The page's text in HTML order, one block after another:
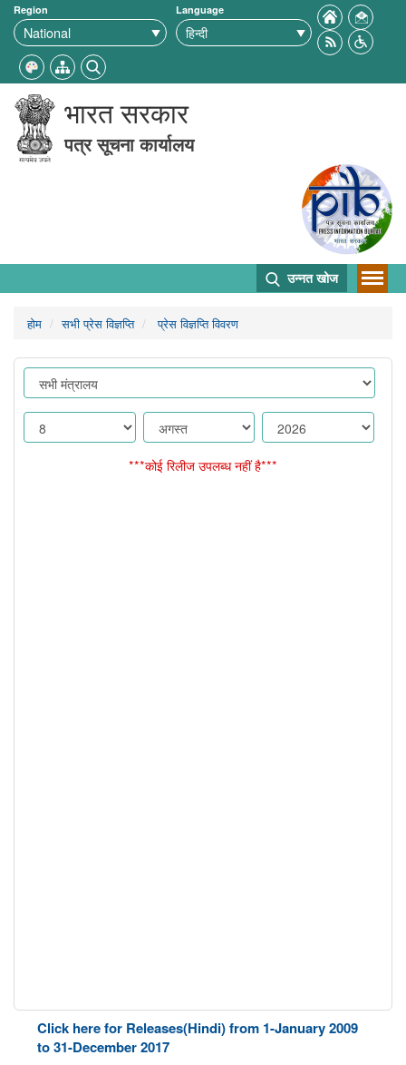
Region Language
भारत सरकार
पत्र सूचना कार्यालय
उन्नत खोज
होम सभी प्रेस विज्ञप्ति प्रेस विज्ञप्ति विवरण
***कोई रिलीज उपलब्ध नहीं है***
Click here for Releases(Hindi) from 1-January 2009
to 31-December 2017